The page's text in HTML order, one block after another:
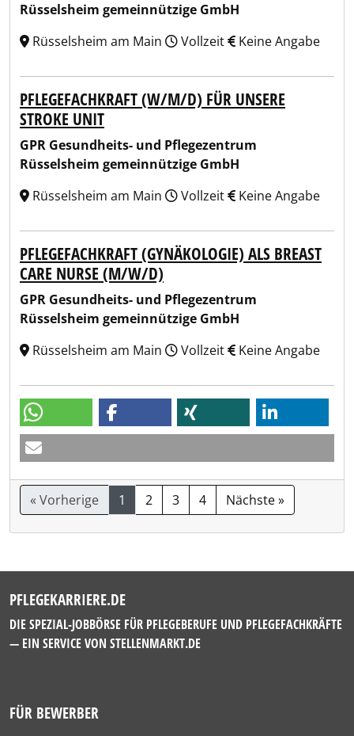
Rüsselsheim gemeinnützige GmbH
Rüsselsheim am Main
Vollzeit Keine Angabe
PFLEGEFACHKRAFT (W/M/D) FÜR UNSERE
STROKE UNIT
GPR Gesundheits- und Pflegezentrum
Rüsselsheim gemeinnützige GmbH
Rüsselsheim am Main
Vollzeit Keine Angabe
PFLEGEFACHKRAFT (GYNÄKOLOGIE) ALS BREAST
CARE NURSE (M/W/D)
GPR Gesundheits- und Pflegezentrum
Rüsselsheim gemeinnützige GmbH
Rüsselsheim am Main
Vollzeit Keine Angabe
« Vorherige 1 2 3 4 Nächste »
PFLEGEKARRIERE.DE
DIE SPEZIAL-JOBBÖRSE FÜR PFLEGEBERUFE UND PFLEGEFACHKRÄFTE
— EIN SERVICE VON STELLENMARKT.DE
FÜR BEWERBER